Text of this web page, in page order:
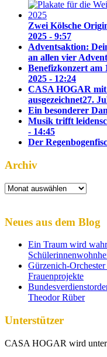
Zwei Kölsche
2025 - 9:57
Adventsaktion:
an allen vier
Benefizkonzert am
2025 - 12:24
CASA HOGAR mit
ausgezeichnet27.
Ein besonderer
Musik trifft
- 14:45
Der
Archiv
Archiv
Neues aus dem Blog
Ein Traum wird
Gürzenich-
Frauenprojekte
Theodor Rüber
Unterstützer
CASA HOGAR wird